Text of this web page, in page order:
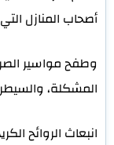
أصحاب المنازل
وطفح مواسير
المشكلة،
انبعاث الروائح